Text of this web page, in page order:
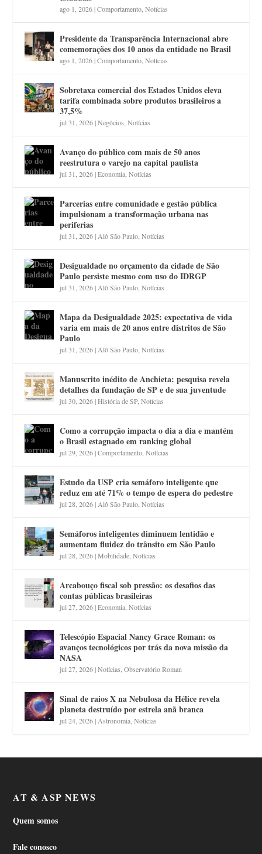
ago 1, 2026|Comportamento ,Notícias
Presidente da Transparência Internacional abre
comemorações dos 10 anos da entidade no Brasil
ago 1, 2026|Comportamento ,Notícias
Sobretaxa comercial dos Estados Unidos eleva
tarifa combinada sobre produtos brasileiros a
37,5%
jul 31, 2026|Negócios ,Notícias
Avanço do público com mais de 50 anos
reestrutura o varejo na capital paulista
jul 31, 2026|Economia ,Notícias
Parcerias entre comunidade e gestão pública
impulsionam a transformação urbana nas
periferias
jul 31, 2026| Alô São Paulo ,Notícias
Desigualdade no orçamento da cidade de São
Paulo persiste mesmo com uso do IDRGP
jul 31, 2026| Alô São Paulo ,Notícias
Mapa da Desigualdade 2025: expectativa de vida
varia em mais de 20 anos entre distritos de São
Paulo
jul 31, 2026| Alô São Paulo ,Notícias
Manuscrito inédito de Anchieta: pesquisa revela
detalhes da fundação de SP e de sua juventude
jul 30, 2026|História de SP,Notícias
Como a corrupção impacta o dia a dia e mantém
o Brasil estagnado em ranking global
jul 29, 2026|Comportamento ,Notícias
Estudo da USP cria semáforo inteligente que
reduz em até 71% o tempo de espera do pedestre
jul 28, 2026| Alô São Paulo ,Notícias
Semáforos inteligentes diminuem lentidão e
aumentam fluidez do trânsito em São Paulo
jul 28, 2026|Mobilidade ,Notícias
Arcabouço fiscal sob pressão: os desafios das
contas públicas brasileiras
jul 27, 2026|Economia ,Notícias
Telescópio Espacial Nancy Grace Roman: os
avanços tecnológicos por trás da nova missão da
NASA
jul 27, 2026|Notícias ,Observatório Roman
Sinal de raios X na Nebulosa da Hélice revela
planeta destruído por estrela anã branca
jul 24, 2026| Astronomia ,Notícias
AT & ASP NEWS
Quem somos
Fale conosco